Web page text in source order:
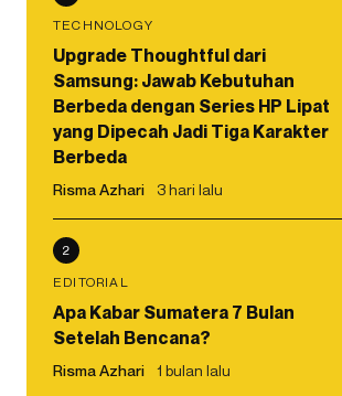
TECHNOLOGY
Upgrade Thoughtful dari
Samsung: Jawab Kebutuhan
Berbeda dengan Series HP Lipat
yang Dipecah Jadi Tiga Karakter
Berbeda
Risma Azhari 3 hari lalu
2
EDITORIAL
Apa Kabar Sumatera 7 Bulan
Setelah Bencana?
Risma Azhari 1 bulan lalu